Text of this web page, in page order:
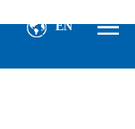
EN